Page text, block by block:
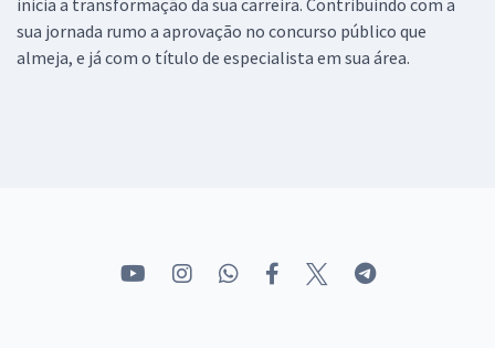
sua jornada rumo a aprovação no concurso público que
almeja, e já com o título de especialista em sua área.